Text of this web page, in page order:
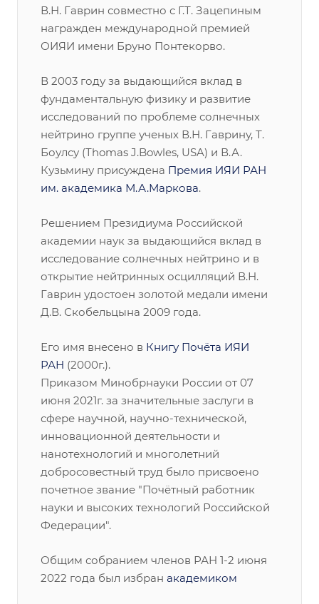
В.Н. Гаврин совместно с Г.Т. Зацепиным
награжден международной премией
ОИЯИ имени Бруно Понтекорво.
В 2003 году за выдающийся вклад в
фундаментальную физику и развитие
исследований по проблеме солнечных
нейтрино группе ученых В.Н. Гаврину, Т.
Боулсу (Thomas J.Bowles, USA) и В.А.
Кузьмину присуждена Премия ИЯИ РАН
им. академика М.А.Маркова.
Решением Президиума Российской
академии наук за выдающийся вклад в
исследование солнечных нейтрино и в
открытие нейтринных осцилляций В.Н.
Гаврин удостоен золотой медали имени
Д.В. Скобельцына 2009 года.
Его имя внесено в Книгу Почёта ИЯИ
РАН (2000г.).
Приказом Минобрнауки России от 07
июня 2021г. за значительные заслуги в
сфере научной, научно-технической,
инновационной деятельности и
нанотехнологий и многолетний
добросовестный труд было присвоено
почетное звание "Почётный работник
науки и высоких технологий Российской
Федерации".
Общим собранием членов РАН 1-2 июня
2022 года был избран академиком